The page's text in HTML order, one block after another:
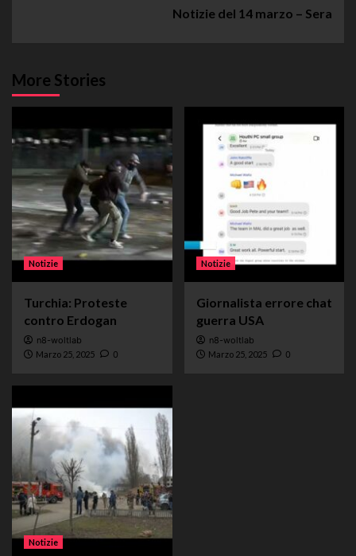
Notizie del 14 marzo – Sera
More Stories
Notizie
Turchia: Proteste
contro Erdogan
n8-woltlab
Marzo 25, 2025 0
Notizie
Giornalista errore chat
guerra USA
n8-woltlab
Marzo 25, 2025 0
Notizie